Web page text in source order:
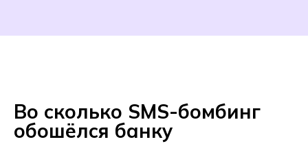
Во сколько SMS-бомбинг
обошёлся банку